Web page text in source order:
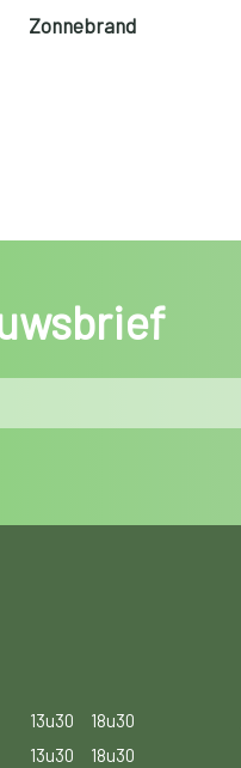
Zonnebrand
13u30
18u30
13u30
18u30